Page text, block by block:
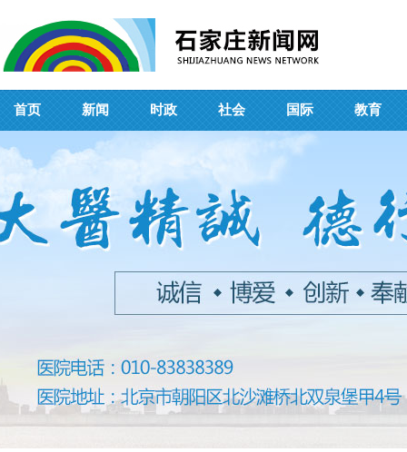
首页 新闻 时政 社会 国际 教育